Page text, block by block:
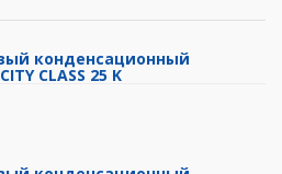
конденсационный
CLASS 25 K